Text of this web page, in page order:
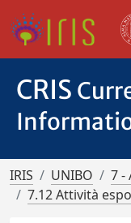
CRIS
IRIS UNIBO
7 -
7.12 Attività